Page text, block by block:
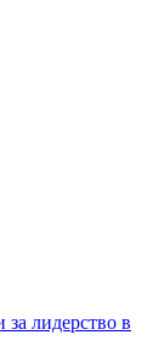
за лидерство в